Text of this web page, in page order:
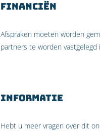
Financiën
Afspraken moeten worden
partners te worden
Informatie
Hebt u meer vragen over dit